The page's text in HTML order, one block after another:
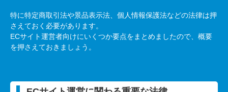
特に特定商取引法や景品表示法、個人情報保護法などの法律は押
さえておく必要があります。
ECサイト運営者向けにいくつか要点をまとめましたので、概要
を押さえておきましょう。